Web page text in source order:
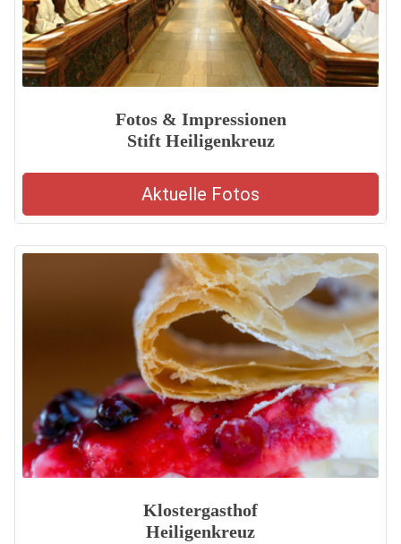
Fotos & Impressionen
Stift Heiligenkreuz
Aktuelle Fotos
Klostergasthof
Heiligenkreuz